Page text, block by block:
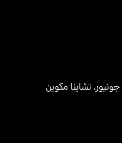
، تشاينا مكوين